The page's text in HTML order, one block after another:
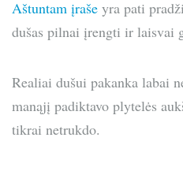
Aštuntam įraše yra pati
dušas pilnai įrengti ir laisvai
Realiai dušui pakanka labai
manąjį padiktavo plytelės
tikrai netrukdo.